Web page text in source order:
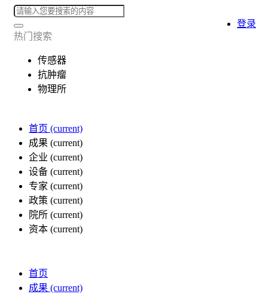
热门搜索
传感器
抗肿瘤
物理所
首页 (current)
成果 (current)
企业 (current)
设备 (current)
专家 (current)
政策 (current)
院所 (current)
资本 (current)
登录
首页
成果 (current)